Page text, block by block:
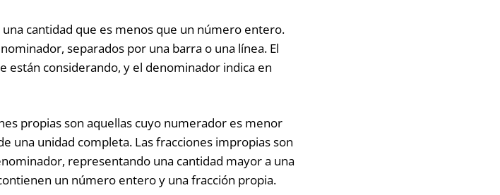
cantidad que es menos que un número entero.
separados por una barra o una línea. El
están considerando, y el denominador indica en
propias son aquellas cuyo numerador es menor
una unidad completa. Las fracciones impropias son
representando una cantidad mayor a una
un número entero y una fracción propia.